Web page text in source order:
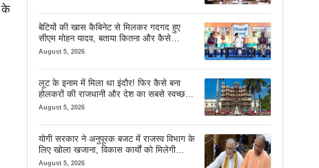
के
बेटियों की खास कैबिनेट से मिलकर गदगद हुए
सीएम मोहन यादव, बताया कितना और कैसे
इस्तेमाल करें AI
August 5, 2026
लूट के इनाम में मिला था इंदौर! फिर कैसे बना
होलकरों की राजधानी और देश का सबसे स्वच्छ
शहर? जानें पूरी कहानी
August 5, 2026
योगी सरकार ने अनुपूरक बजट में राजस्व विभाग के
लिए खोला खजाना, विकास कार्यों को मिलेगी
रफ्तार
August 5, 2026